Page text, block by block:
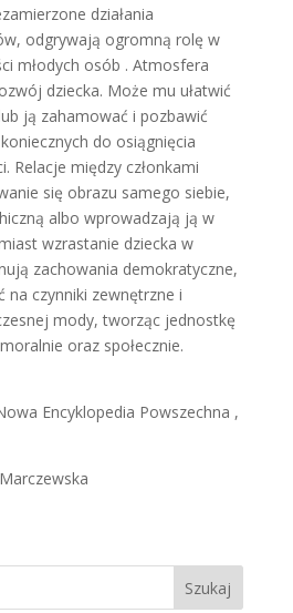
działania
odgrywają ogromną rolę w
młodych osób . Atmosfera
dziecka. Może mu ułatwić
ją zahamować i pozbawić
do osiągnięcia
Relacje między członkami
się obrazu samego siebie,
albo wprowadzają ją w
wzrastanie dziecka w
zachowania demokratyczne,
czynniki zewnętrzne i
mody, tworząc jednostkę
oraz społecznie.
Encyklopedia Powszechna ,
Szukaj